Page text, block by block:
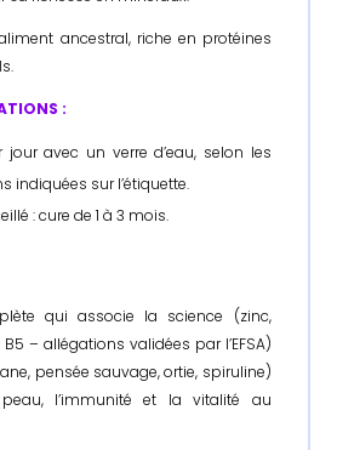
ancestral, riche en protéines
:
avec un verre d’eau, selon les
indiquées sur l’étiquette.
: cure de 1 à 3 mois.
qui associe la science (zinc,
– allégations validées par l’EFSA)
pensée sauvage, ortie, spiruline)
l’immunité et la vitalité au